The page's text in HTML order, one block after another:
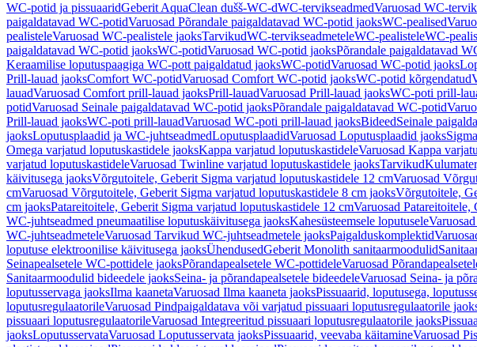
WC-potid ja pissuaaridGeberit AquaClean dušš-WC-dWC-tervikseadmedVaruosad WC-
paigaldatavad WC-potidVaruosad Põrandale paigaldatavad WC-potid jaoksWC-pealised
pealisteleVaruosad WC-pealistele jaoksTarvikudWC-tervikseadmeteleWC-pealisteleWC-
paigaldatavad WC-potid jaoksWC-potidVaruosad WC-potid jaoksPõrandale paigaldatavad
Keraamilise loputuspaagiga WC-pott paigaldatud jaoksWC-potidVaruosad WC-potid jaoks
Prill-lauad jaoksComfort WC-potidVaruosad Comfort WC-potid jaoksWC-potid kõrgendatud
lauadVaruosad Comfort prill-lauad jaoksPrill-lauadVaruosad Prill-lauad jaoksWC-poti prill-
potidVaruosad Seinale paigaldatavad WC-potid jaoksPõrandale paigaldatavad WC-potid
Prill-lauad jaoksWC-poti prill-lauadVaruosad WC-poti prill-lauad jaoksBideedSeinale
jaoksLoputusplaadid ja WC-juhtseadmedLoputusplaadidVaruosad Loputusplaadid jaoks
Omega varjatud loputuskastidele jaoksKappa varjatud loputuskastideleVaruosad Kappa
varjatud loputuskastideleVaruosad Twinline varjatud loputuskastidele jaoksTarvikud
käivitusega jaoksVõrgutoitele, Geberit Sigma varjatud loputuskastidele 12 cmVaruosad
cmVaruosad Võrgutoitele, Geberit Sigma varjatud loputuskastidele 8 cm jaoksVõrgutoitele,
cm jaoksPatareitoitele, Geberit Sigma varjatud loputuskastidele 12 cmVaruosad
WC-juhtseadmed pneumaatilise loputuskäivitusega jaoksKahesüsteemsele loputusele
WC-juhtseadmeteleVaruosad Tarvikud WC-juhtseadmetele jaoksPaigalduskomplektid
loputuse elektroonilise käivitusega jaoksÜhendusedGeberit Monolith sanitaarmoodulid
Seinapealsetele WC-pottidele jaoksPõrandapealsetele WC-pottideleVaruosad
Sanitaarmoodulid bideedele jaoksSeina- ja põrandapealsetele bideedeleVaruosad Seina- ja
loputusservaga jaoksIlma kaanetaVaruosad Ilma kaaneta jaoksPissuaarid, loputusega,
loputusregulaatorileVaruosad Pindpaigaldatava või varjatud pissuaari loputusregulaatorile
pissuaari loputusregulaatorileVaruosad Integreeritud pissuaari loputusregulaatorile jaoks
jaoksLoputusservataVaruosad Loputusservata jaoksPissuaarid, veevaba käitamineVaruosad